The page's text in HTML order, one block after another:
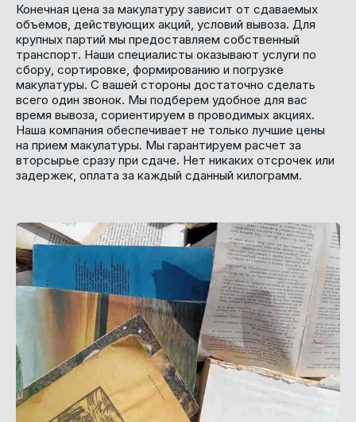
Конечная цена за макулатуру зависит от сдаваемых
объемов, действующих акций, условий вывоза. Для
крупных партий мы предоставляем собственный
транспорт. Наши специалисты оказывают услуги по
сбору, сортировке, формированию и погрузке
макулатуры. С вашей стороны достаточно сделать
всего один звонок. Мы подберем удобное для вас
время вывоза, сориентируем в проводимых акциях.
Наша компания обеспечивает не только лучшие цены
на прием макулатуры. Мы гарантируем расчет за
вторсырье сразу при сдаче. Нет никаких отсрочек или
задержек, оплата за каждый сданный килограмм.